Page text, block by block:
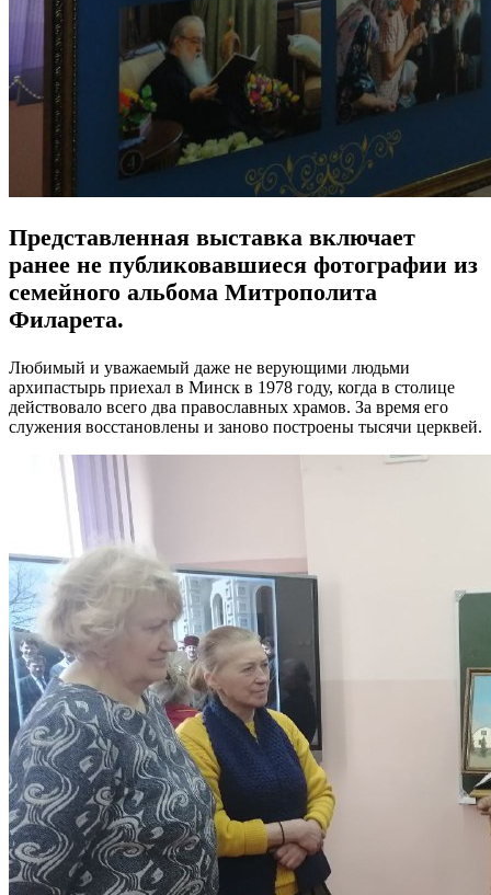
Представленная выставка включает
ранее не публиковавшиеся фотографии из
семейного альбома Митрополита
Филарета.
Любимый и уважаемый даже не верующими людьми
архипастырь приехал в Минск в 1978 году, когда в столице
действовало всего два православных храмов. За время его
служения восстановлены и заново построены тысячи церквей.